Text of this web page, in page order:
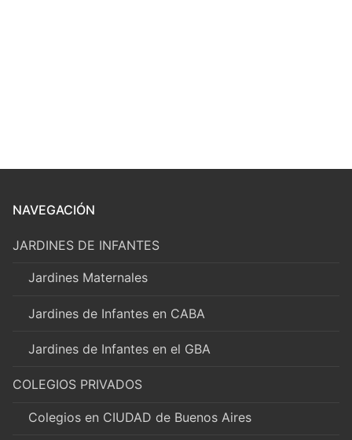
NAVEGACIÓN
JARDINES DE INFANTES
Jardines Maternales
Jardines de Infantes en CABA
Jardines de Infantes en el GBA
COLEGIOS PRIVADOS
Colegios en CIUDAD de Buenos Aires